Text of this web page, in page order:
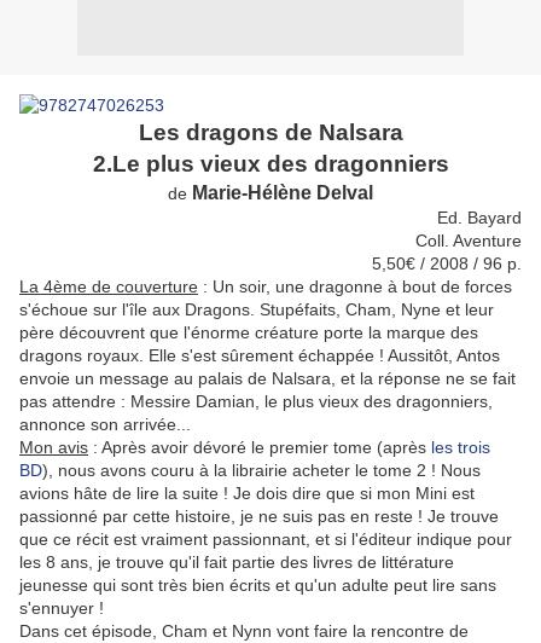
Les dragons de Nalsara
2.Le plus vieux des dragonniers
de Marie-Hélène Delval
Ed. Bayard
Coll. Aventure
5,50€ / 2008 / 96 p.
La 4ème de couverture : Un soir, une dragonne à bout de forces
s'échoue sur l'île aux Dragons. Stupéfaits, Cham, Nyne et leur
père découvrent que l'énorme créature porte la marque des
dragons royaux. Elle s'est sûrement échappée ! Aussitôt, Antos
envoie un message au palais de Nalsara, et la réponse ne se fait
pas attendre : Messire Damian, le plus vieux des dragonniers,
annonce son arrivée...
Mon avis : Après avoir dévoré le premier tome (après les trois
BD), nous avons couru à la librairie acheter le tome 2 ! Nous
avions hâte de lire la suite ! Je dois dire que si mon Mini est
passionné par cette histoire, je ne suis pas en reste ! Je trouve
que ce récit est vraiment passionnant, et si l'éditeur indique pour
les 8 ans, je trouve qu'il fait partie des livres de littérature
jeunesse qui sont très bien écrits et qu'un adulte peut lire sans
s'ennuyer !
Dans cet épisode, Cham et Nynn vont faire la rencontre de